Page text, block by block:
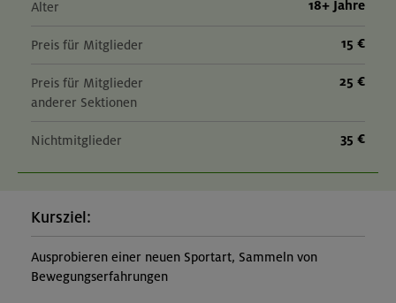
Alter 18+ Jahre
Preis für Mitglieder 15 €
Preis für Mitglieder
anderer Sektionen
25 €
Nichtmitglieder 35 €
Kursziel:
Ausprobieren einer neuen Sportart, Sammeln von
Bewegungserfahrungen